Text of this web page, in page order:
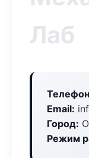
Лаб
Email:
Город:
Режим